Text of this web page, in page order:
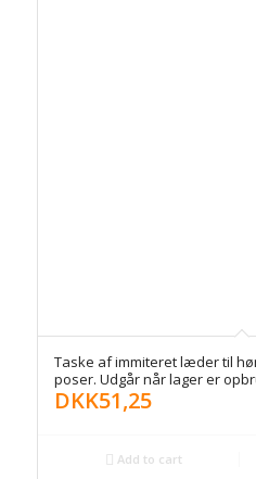
Taske af immiteret læder til
poser. Udgår når lager er
DKK51,25
Add to cart